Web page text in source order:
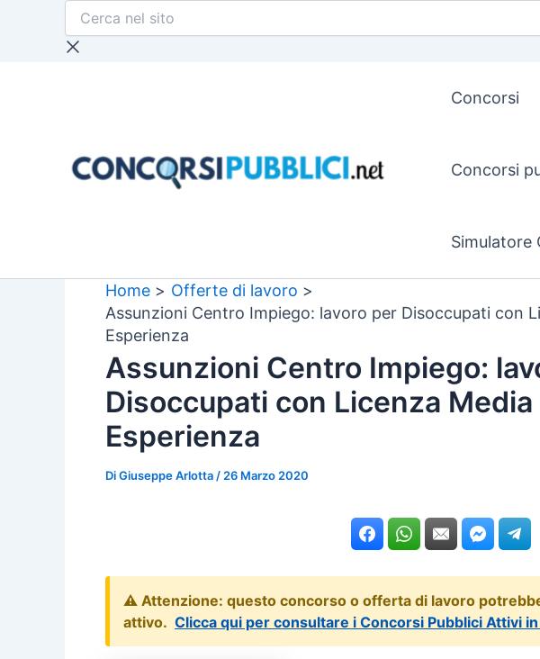
Cerca
sito
Concorsi
Concorsi
Simulatore
Home
Offerte di lavoro
Assunzioni Centro Impiego: lavoro per Disoccupati con
Esperienza
Assunzioni Centro Impiego:
Disoccupati con Licenza Media
Esperienza
DiGiuseppe Arlotta / 26 Marzo 2020
⚠️ Attenzione: questo concorso o offerta di lavoro
attivo. Clicca qui per consultare i Concorsi Pubblici Attivi in